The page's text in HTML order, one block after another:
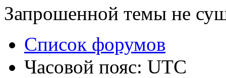
Запрошенной темы не
Список форумов
Часовой пояс: UTC